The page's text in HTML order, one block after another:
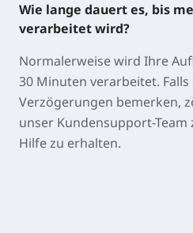
Wie lange dauert es, bis
verarbeitet wird?
Normalerweise wird Ihre
30 Minuten verarbeitet. Falls
Verzögerungen bemerken,
unser Kundensupport-
Hilfe zu erhalten.